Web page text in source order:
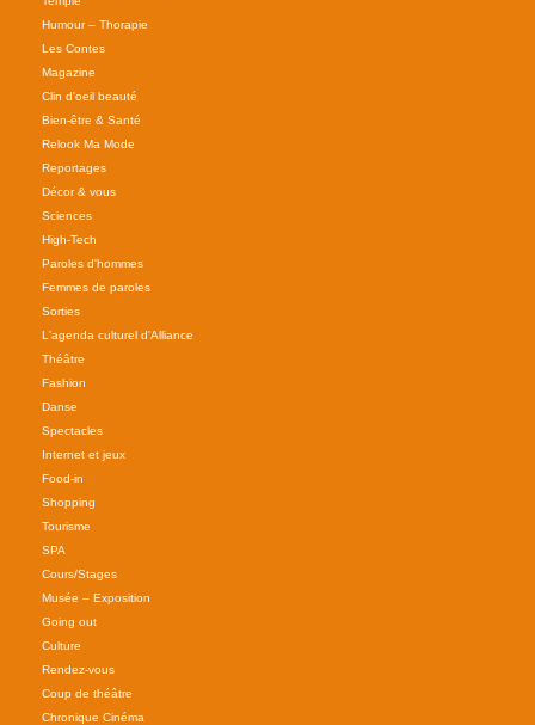
Humour – Thorapie
Les Contes
Magazine
Clin d'oeil beauté
Bien-être & Santé
Relook Ma Mode
Reportages
Décor & vous
Sciences
High-Tech
Paroles d'hommes
Femmes de paroles
Sorties
L'agenda culturel d'Alliance
Théâtre
Fashion
Danse
Spectacles
Internet et jeux
Food-in
Shopping
Tourisme
SPA
Cours/Stages
Musée – Exposition
Going out
Culture
Rendez-vous
Coup de théâtre
Chronique Cinéma